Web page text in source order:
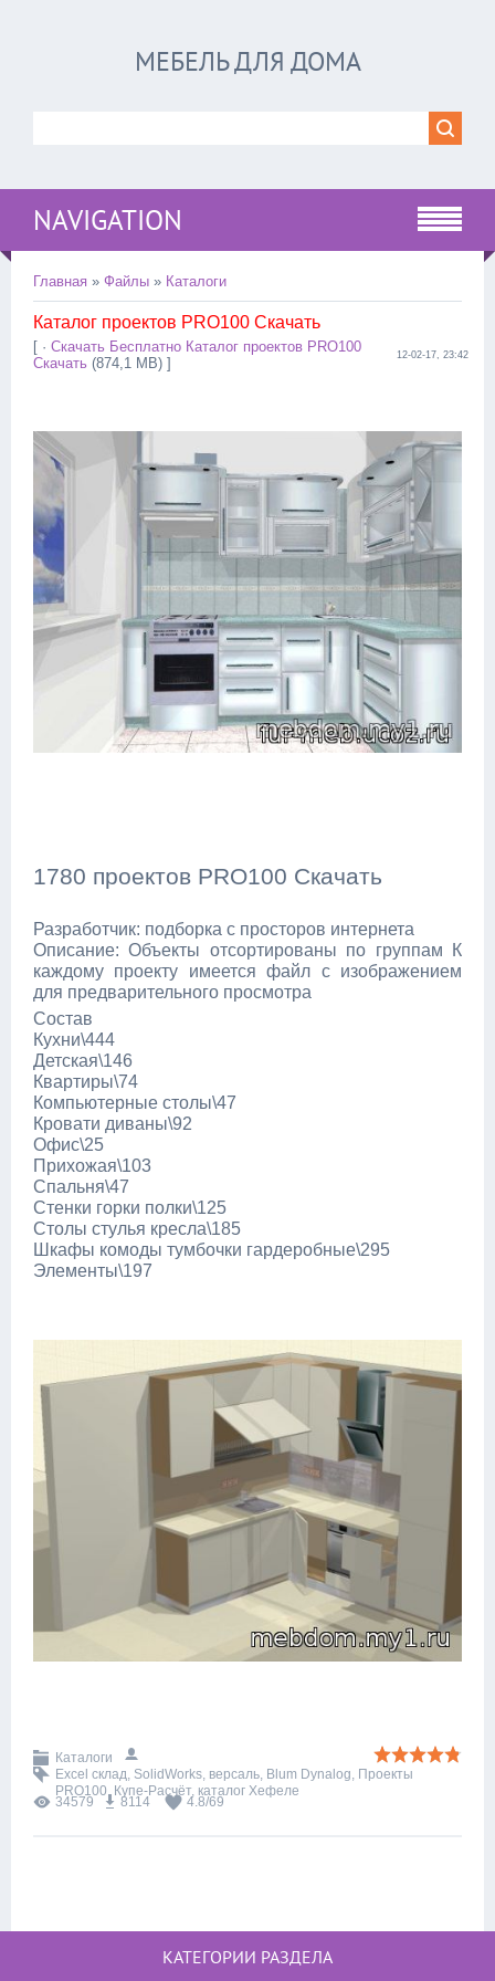
МЕБЕЛЬ ДЛЯ ДОМА
NAVIGATION
Главная » Файлы » Каталоги
Каталог проектов PRO100 Скачать
[ · Скачать Бесплатно Каталог проектов PRO100
Скачать (874,1 MB) ] 12-02-17, 23:42
1780 проектов PRO100 Скачать
Разработчик: подборка с просторов интернета
Описание: Объекты отсортированы по группам К
каждому проекту имеется файл с изображением
для предварительного просмотра
Состав
Кухни\444
Детская\146
Квартиры\74
Компьютерные столы\47
Кровати диваны\92
Офис\25
Прихожая\103
Спальня\47
Стенки горки полки\125
Столы стулья кресла\185
Шкафы комоды тумбочки гардеробные\295
Элементы\197
Каталоги
Excel склад, SolidWorks, версаль, Blum Dynalog, Проекты
PRO100, Купе-Расчёт, каталог Хефеле
34579 8114 4.8/69
КАТЕГОРИИ РАЗДЕЛА